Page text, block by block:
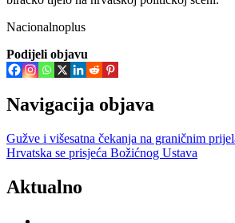
Nacionalnoplus
Podijeli objavu
Navigacija objava
Gužve i višesatna čekanja na graničnim
Hrvatska se prisjeća Božićnog Ustava
Aktualno